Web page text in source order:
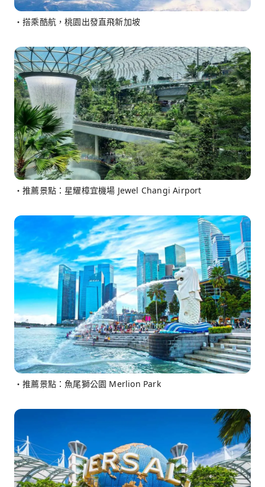
・搭乘酷航，桃園出發直飛新加坡
・推薦景點：星耀樟宜機場 Jewel Changi Airport
・推薦景點：魚尾獅公園 Merlion Park